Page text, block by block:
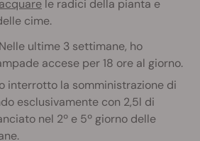
le radici della pianta e
cime.
ultime 3 settimane, ho
accese per 18 ore al giorno.
interrotto la somministrazione di
esclusivamente con 2,5l di
nel 2º e 5º giorno delle